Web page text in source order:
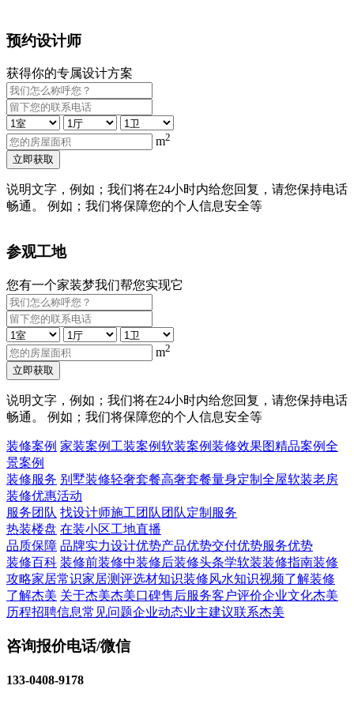
预约设计师
获得你的专属设计方案
m2
立即获取
说明文字，例如；我们将在24小时内给您回复，请您保持电话
畅通。 例如；我们将保障您的个人信息安全等
参观工地
您有一个家装梦我们帮您实现它
m2
立即获取
说明文字，例如；我们将在24小时内给您回复，请您保持电话
畅通。 例如；我们将保障您的个人信息安全等
装修案例 家装案例 工装案例软装案例装修效果图精品案例全
景案例
装修服务 别墅装修轻奢套餐高奢套餐量身定制 全屋软装老房
装修优惠活动
服务团队 找设计师施工团队 团队定制服务
热装楼盘 在装小区工地直播
品质保障 品牌实力设计优势产品优势交付优势服务优势
装修百科 装修前装修中装修后装修头条学软装装修指南装修
攻略家居常识家居测评选材知识装修风水知识视频了解装修
了解杰美 关于杰美杰美口碑售后服务客户评价企业文化杰美
历程招聘信息常见问题企业动态业主建议联系杰美
咨询报价电话/微信
133-0408-9178